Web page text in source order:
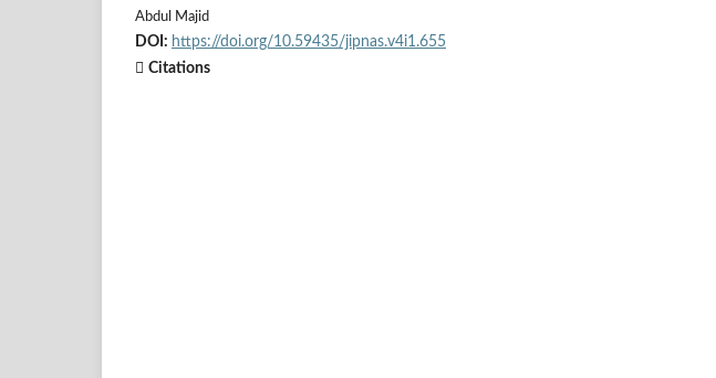
Abdul Majid
DOI: https://doi.org/10.59435/jipnas.v4i1.655
Citations